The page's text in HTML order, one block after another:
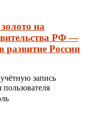
на
РФ —
развитие России
запись